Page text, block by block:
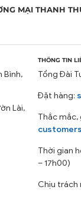
MẠI THANH
Bình,
Lài,
THÔNG TIN
Tổng Đài
Đặt hàng:
Thắc mắc,
Thời gian
– 17h00)
Chịu trách